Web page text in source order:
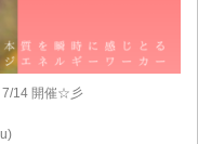
7/14 開催☆彡